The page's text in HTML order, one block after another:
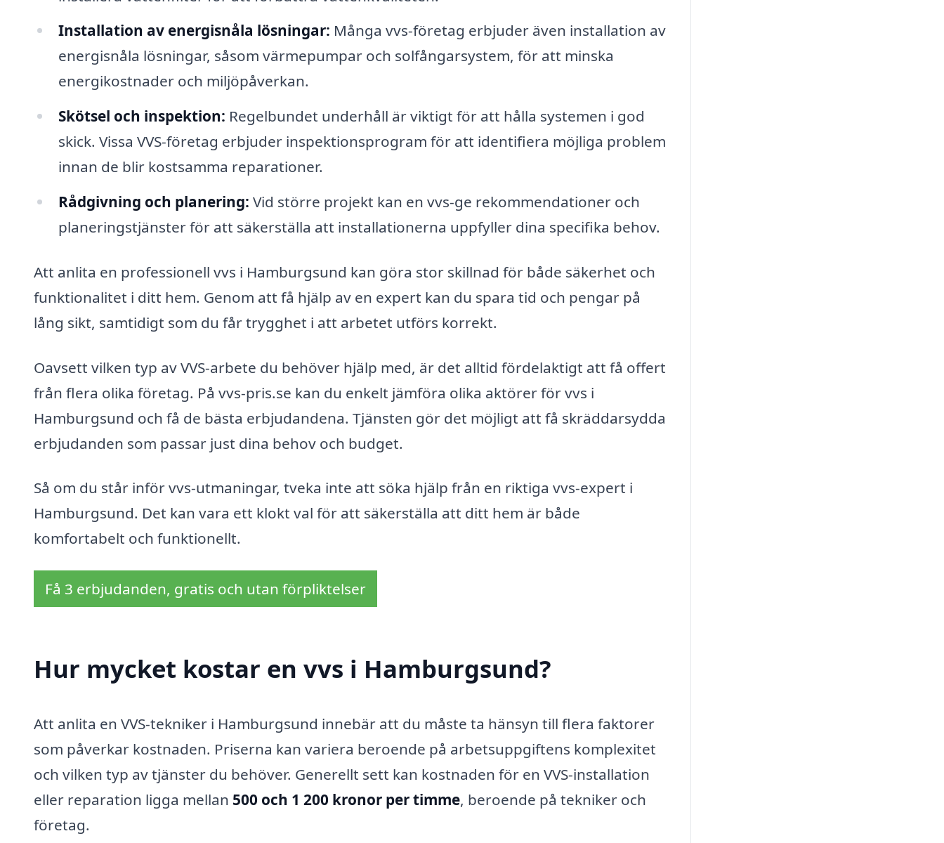
Installation av energisnåla lösningar: Många vvs-företag erbjuder även installation av
energisnåla lösningar, såsom värmepumpar och solfångarsystem, för att minska
energikostnader och miljöpåverkan.
Skötsel och inspektion: Regelbundet underhåll är viktigt för att hålla systemen i god
skick. Vissa VVS-företag erbjuder inspektionsprogram för att identifiera möjliga problem
innan de blir kostsamma reparationer.
Rådgivning och planering: Vid större projekt kan en vvs-ge rekommendationer och
planeringstjänster för att säkerställa att installationerna uppfyller dina specifika behov.
Att anlita en professionell vvs i Hamburgsund kan göra stor skillnad för både säkerhet och
funktionalitet i ditt hem. Genom att få hjälp av en expert kan du spara tid och pengar på
lång sikt, samtidigt som du får trygghet i att arbetet utförs korrekt.
Oavsett vilken typ av VVS-arbete du behöver hjälp med, är det alltid fördelaktigt att få offert
från flera olika företag. På vvs-pris.se kan du enkelt jämföra olika aktörer för vvs i
Hamburgsund och få de bästa erbjudandena. Tjänsten gör det möjligt att få skräddarsydda
erbjudanden som passar just dina behov och budget.
Så om du står inför vvs-utmaningar, tveka inte att söka hjälp från en riktiga vvs-expert i
Hamburgsund. Det kan vara ett klokt val för att säkerställa att ditt hem är både
komfortabelt och funktionellt.
Få 3 erbjudanden, gratis och utan förpliktelser
Hur mycket kostar en vvs i Hamburgsund?
Att anlita en VVS-tekniker i Hamburgsund innebär att du måste ta hänsyn till flera faktorer
som påverkar kostnaden. Priserna kan variera beroende på arbetsuppgiftens komplexitet
och vilken typ av tjänster du behöver. Generellt sett kan kostnaden för en VVS-installation
eller reparation ligga mellan 500 och 1 200 kronor per timme, beroende på tekniker och
företag.